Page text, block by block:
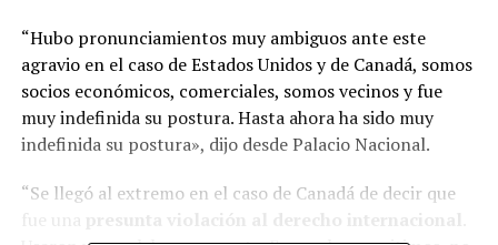
“Hubo pronunciamientos muy ambiguos ante este
agravio en el caso de Estados Unidos y de Canadá, somos
socios económicos, comerciales, somos vecinos y fue
muy indefinida su postura. Hasta ahora ha sido muy
indefinida su postura», dijo desde Palacio Nacional.
“Se llegó al extremo en el caso de Canadá de decir que
presunta violación al derecho internacional